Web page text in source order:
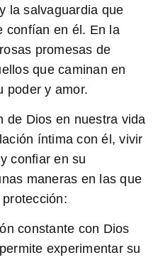
la salvaguardia que
confían en él. En la
promesas de
que caminan en
poder y amor.
de Dios en nuestra vida
íntima con él, vivir
confiar en su
maneras en las que
constante con Dios
experimentar su